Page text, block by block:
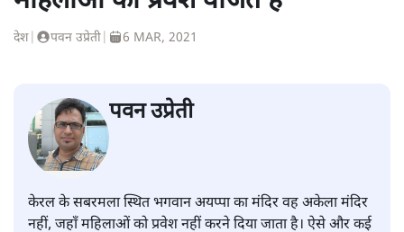
देश पवन उप्रेती 6 MAR, 2021